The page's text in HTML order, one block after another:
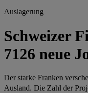
Auslagerung
Schweizer
7126 neue
Der starke Franken
Ausland. Die Zahl der